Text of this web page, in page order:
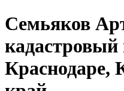
Семьяков
Краснодаре,